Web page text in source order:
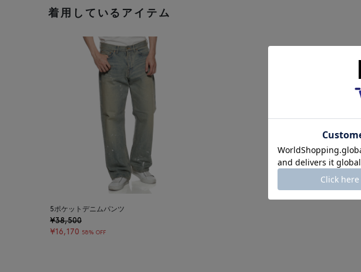
着用しているアイテム
5ポケットデニムパンツ
¥38,500
¥16,170 58% OFF